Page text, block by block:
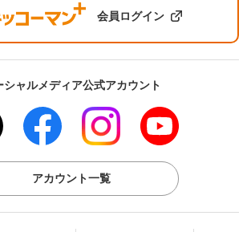
会員ログイン
シャルメディア公式アカウント
アカウント一覧